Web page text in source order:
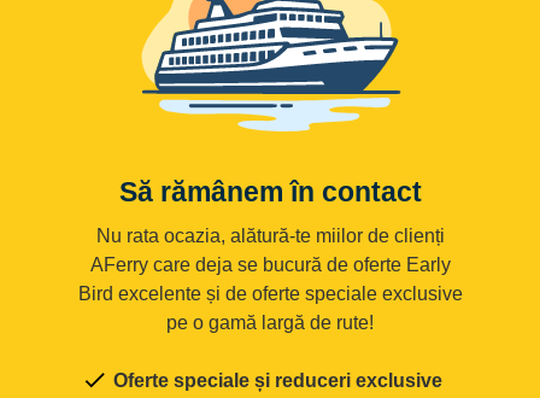
Să rămânem în contact
Nu rata ocazia, alătură-te miilor de clienți
AFerry care deja se bucură de oferte Early
Bird excelente și de oferte speciale exclusive
pe o gamă largă de rute!
Oferte speciale și reduceri exclusive